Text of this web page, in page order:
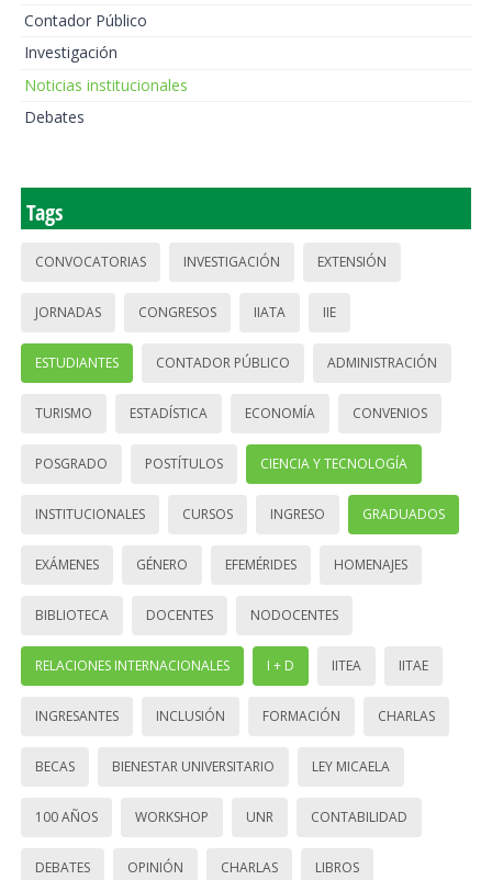
Contador Público
Investigación
Noticias institucionales
Debates
Tags
CONVOCATORIAS INVESTIGACIÓN EXTENSIÓN
JORNADAS CONGRESOS IIATA IIE
ESTUDIANTES CONTADOR PÚBLICO ADMINISTRACIÓN
TURISMO ESTADÍSTICA ECONOMÍA CONVENIOS
POSGRADO POSTÍTULOS CIENCIA Y TECNOLOGÍA
INSTITUCIONALES CURSOS INGRESO GRADUADOS
EXÁMENES GÉNERO EFEMÉRIDES HOMENAJES
BIBLIOTECA DOCENTES NODOCENTES
RELACIONES INTERNACIONALES I + D IITEA IITAE
INGRESANTES INCLUSIÓN FORMACIÓN CHARLAS
BECAS BIENESTAR UNIVERSITARIO LEY MICAELA
100 AÑOS WORKSHOP UNR CONTABILIDAD
DEBATES OPINIÓN CHARLAS LIBROS